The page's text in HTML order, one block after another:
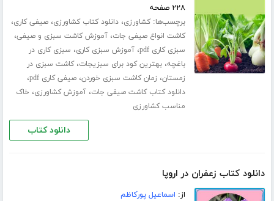
۲۲۸ صفحه
برچسب‌ها:کشاورزی،دانلود کتاب کشاورزی،صیفی کاری،
کاشت انواع صیفی جات،آموزش کاشت سبزی و صیفی،
سبزی کاری pdf ،آموزش سبزی کاری، سبزی کاری در
باغچه،بهترین کود برای سبزیجات،کاشت سبزی در
زمستان، زمان کاشت سبزی خوردن،صیفی کاری pdf ،
دانلود کتاب کاشت صیفی جات،آموزش کشاورزی، خاک
مناسب کشاورزی
دانلود کتاب
دانلود کتاب زعفران در اروپا
از: اسماعیل پورکاظم